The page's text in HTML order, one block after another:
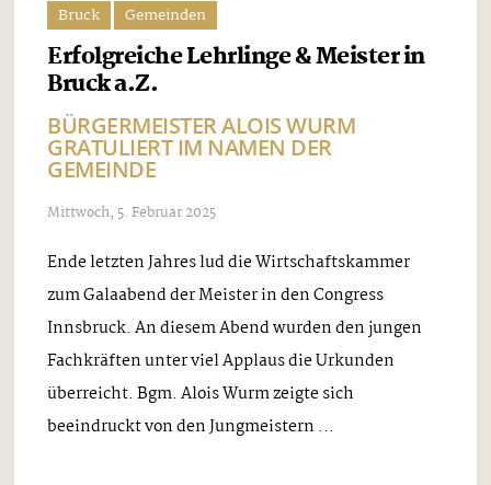
Bruck Gemeinden
Erfolgreiche Lehrlinge & Meister in
Bruck a.Z.
BÜRGERMEISTER ALOIS WURM
GRATULIERT IM NAMEN DER
GEMEINDE
Mittwoch, 5. Februar 2025
Ende letzten Jahres lud die Wirtschaftskammer
zum Galaabend der Meister in den Congress
Innsbruck. An diesem Abend wurden den jungen
Fachkräften unter viel Applaus die Urkunden
überreicht. Bgm. Alois Wurm zeigte sich
beeindruckt von den Jungmeistern ...